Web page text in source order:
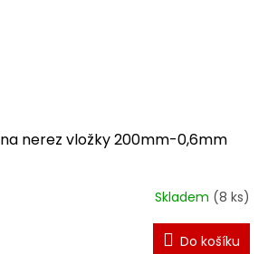
nerez vložky 200mm-0,6mm
Skladem (8 ks)
Do košíku